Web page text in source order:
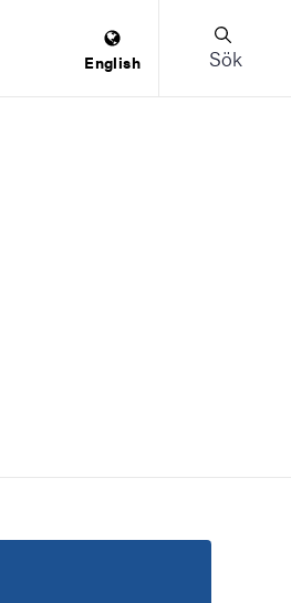
English Sök